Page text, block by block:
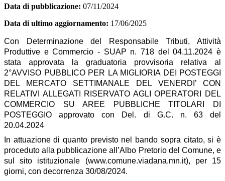
Data di pubblicazione: 07/11/2024
Data di ultimo aggiornamento: 17/06/2025
Con Determinazione del Responsabile Tributi, Attività
Produttive e Commercio - SUAP n. 718 del 04.11.2024 è
stata approvata la graduatoria provvisoria relativa al
2°AVVISO PUBBLICO PER LA MIGLIORIA DEI POSTEGGI
DEL MERCATO SETTIMANALE DEL VENERDI’ CON
RELATIVI ALLEGATI RISERVATO AGLI OPERATORI DEL
COMMERCIO SU AREE PUBBLICHE TITOLARI DI
POSTEGGIO approvato con Del. di G.C. n. 63 del
20.04.2024
In attuazione di quanto previsto nel bando sopra citato, si è
proceduto alla pubblicazione all’Albo Pretorio del Comune, e
sul sito istituzionale (www.comune.viadana.mn.it), per 15
giorni, con decorrenza 30/08/2024.